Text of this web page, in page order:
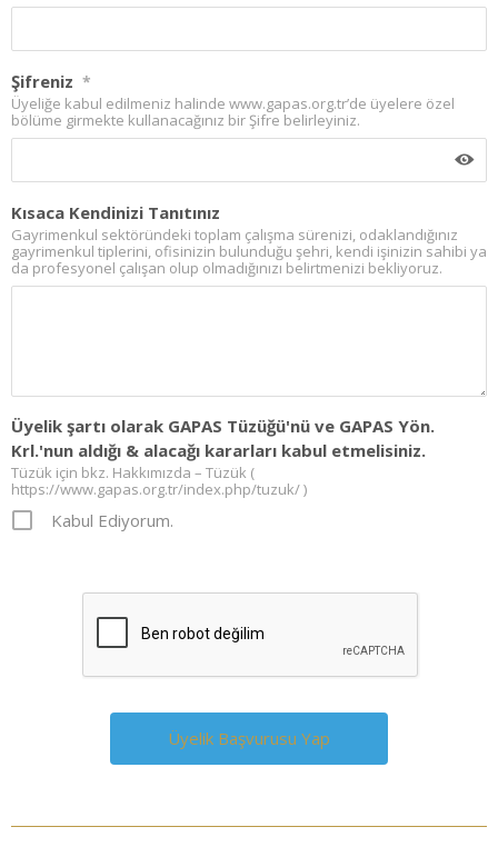
Şifreniz *
Üyeliğe kabul edilmeniz halinde www.gapas.org.tr’de üyelere özel
bölüme girmekte kullanacağınız bir Şifre belirleyiniz.
Kısaca Kendinizi Tanıtınız
Gayrimenkul sektöründeki toplam çalışma sürenizi, odaklandığınız
gayrimenkul tiplerini, ofisinizin bulunduğu şehri, kendi işinizin sahibi ya
da profesyonel çalışan olup olmadığınızı belirtmenizi bekliyoruz.
Üyelik şartı olarak GAPAS Tüzüğü'nü ve GAPAS Yön.
Krl.'nun aldığı & alacağı kararları kabul etmelisiniz.
Tüzük için bkz. Hakkımızda – Tüzük (
https://www.gapas.org.tr/index.php/tuzuk/ )
Kabul Ediyorum.